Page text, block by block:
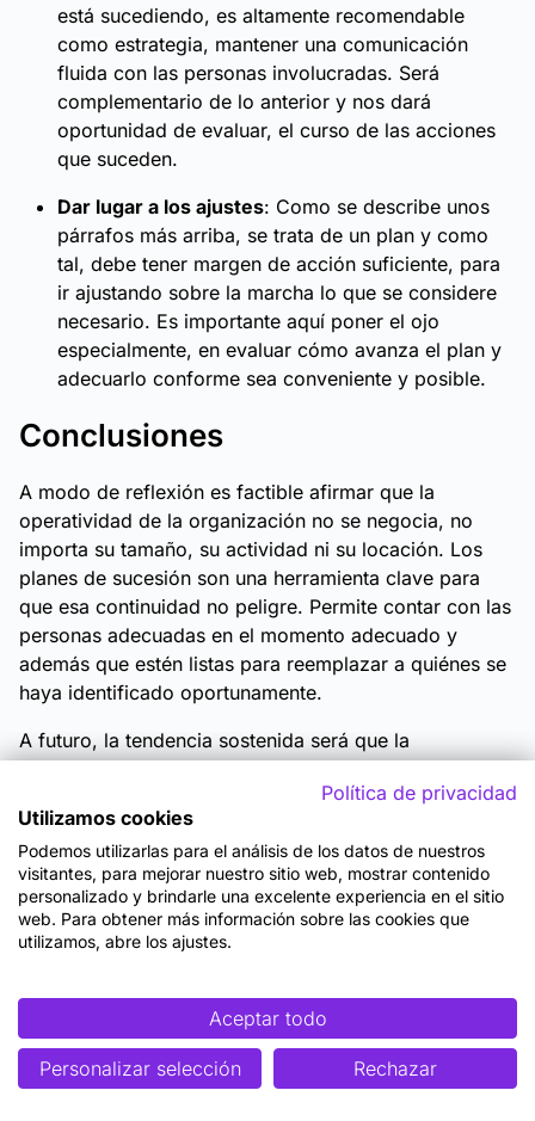
está sucediendo, es altamente recomendable
como estrategia, mantener una comunicación
fluida con las personas involucradas. Será
complementario de lo anterior y nos dará
oportunidad de evaluar, el curso de las acciones
que suceden.
Dar lugar a los ajustes: Como se describe unos
párrafos más arriba, se trata de un plan y como
tal, debe tener margen de acción suficiente, para
ir ajustando sobre la marcha lo que se considere
necesario. Es importante aquí poner el ojo
especialmente, en evaluar cómo avanza el plan y
adecuarlo conforme sea conveniente y posible.
Conclusiones
A modo de reflexión es factible afirmar que la
operatividad de la organización no se negocia, no
importa su tamaño, su actividad ni su locación. Los
planes de sucesión son una herramienta clave para
que esa continuidad no peligre. Permite contar con las
personas adecuadas en el momento adecuado y
además que estén listas para reemplazar a quiénes se
haya identificado oportunamente.
A futuro, la tendencia sostenida será que la
recursos para poder hacer un plan de sucesión que
nos permita alinear los objetivos de la organización o
sus necesidades, con los de las personas que allí
trabajan.
Lo que deberías recordar
Política de privacidad
Utilizamos cookies
Podemos utilizarlas para el análisis de los datos de nuestros
visitantes, para mejorar nuestro sitio web, mostrar contenido
personalizado y brindarle una excelente experiencia en el sitio
web. Para obtener más información sobre las cookies que
utilizamos, abre los ajustes.
Aceptar todo
Personalizar selección Rechazar